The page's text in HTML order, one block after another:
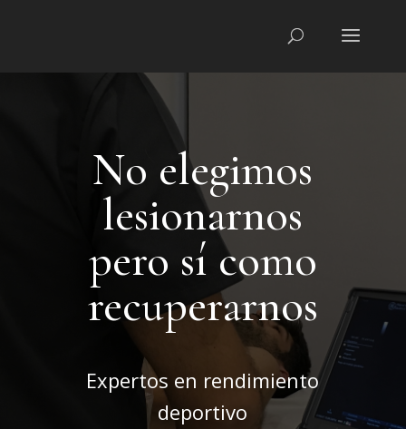
No elegimos
lesionarnos
pero sí como
recuperarnos
Expertos en rendimiento
deportivo